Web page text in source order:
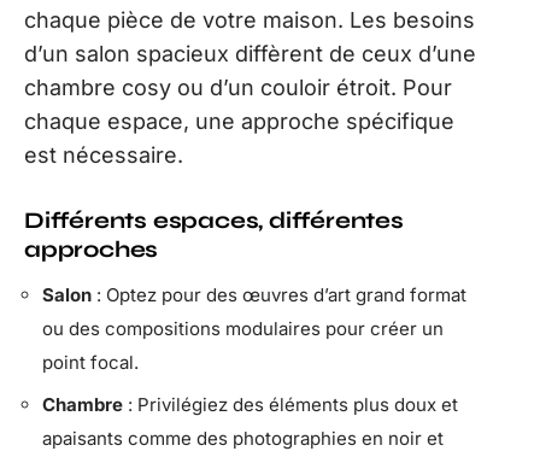
chaque pièce de votre maison. Les besoins
d’un salon spacieux diffèrent de ceux d’une
chambre cosy ou d’un couloir étroit. Pour
chaque espace, une approche spécifique
est nécessaire.
Différents espaces, différentes
approches
Salon : Optez pour des œuvres d’art grand format
ou des compositions modulaires pour créer un
point focal.
Chambre : Privilégiez des éléments plus doux et
apaisants comme des photographies en noir et